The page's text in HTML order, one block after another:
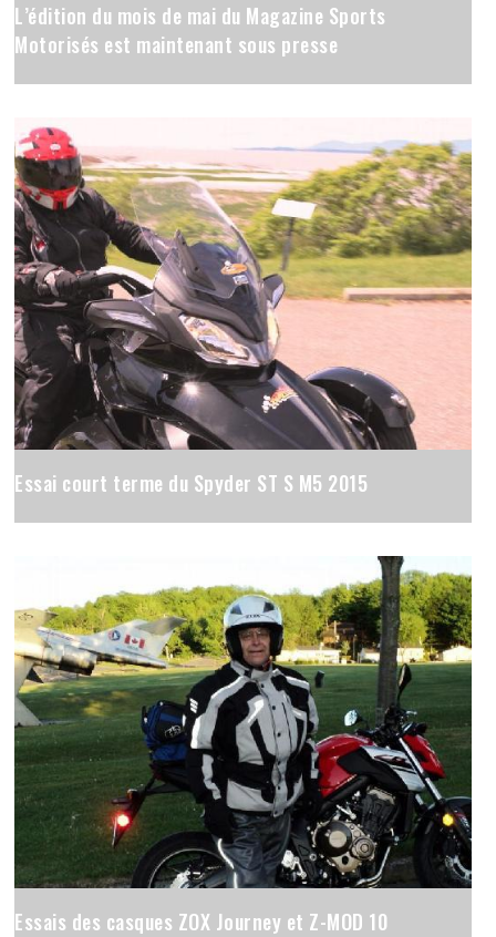
L’édition du mois de mai du Magazine Sports
Motorisés est maintenant sous presse
Essai court terme du Spyder ST S M5 2015
Essais des casques ZOX Journey et Z-MOD 10